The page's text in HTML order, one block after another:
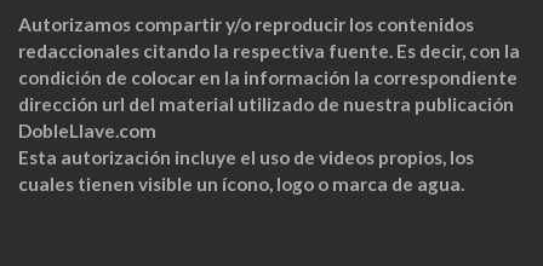
Autorizamos compartir y/o reproducir los contenidos
redaccionales citando la respectiva fuente. Es decir, con la
condición de colocar en la información la correspondiente
dirección url del material utilizado de nuestra publicación
DobleLlave.com
Esta autorización incluye el uso de videos propios, los
cuales tienen visible un ícono, logo o marca de agua.